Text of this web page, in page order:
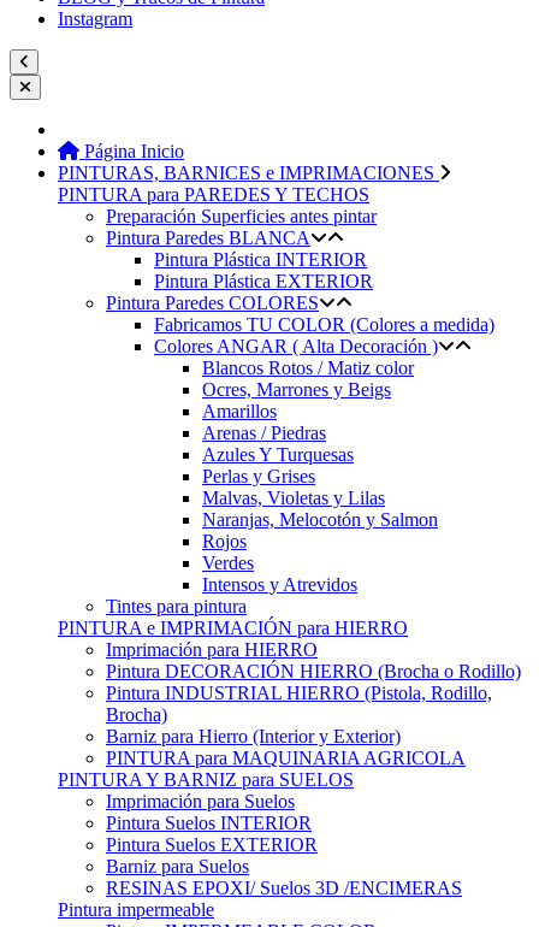
Instagram
Página Inicio
PINTURAS, BARNICES e IMPRIMACIONES
PINTURA para PAREDES Y TECHOS
Preparación Superficies antes pintar
Pintura Paredes BLANCA
Pintura Plástica INTERIOR
Pintura Plástica EXTERIOR
Pintura Paredes COLORES
Fabricamos TU COLOR (Colores a medida)
Colores ANGAR ( Alta Decoración )
Blancos Rotos / Matiz color
Ocres, Marrones y Beigs
Amarillos
Arenas / Piedras
Azules Y Turquesas
Perlas y Grises
Malvas, Violetas y Lilas
Naranjas, Melocotón y Salmon
Rojos
Verdes
Intensos y Atrevidos
Tintes para pintura
PINTURA e IMPRIMACIÓN para HIERRO
Imprimación para HIERRO
Pintura DECORACIÓN HIERRO (Brocha o Rodillo)
Pintura INDUSTRIAL HIERRO (Pistola, Rodillo,
Brocha)
Barniz para Hierro (Interior y Exterior)
PINTURA para MAQUINARIA AGRICOLA
PINTURA Y BARNIZ para SUELOS
Imprimación para Suelos
Pintura Suelos INTERIOR
Pintura Suelos EXTERIOR
Barniz para Suelos
RESINAS EPOXI/ Suelos 3D /ENCIMERAS
Pintura impermeable